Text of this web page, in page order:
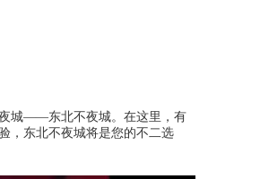
夜城——东北不夜城。在这里，有
，东北不夜城将是您的不二选